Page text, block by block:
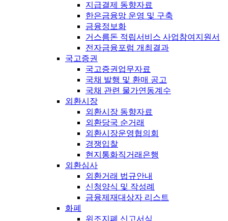
지급결제 동향자료
한은금융망 운영 및 구축
금융정보화
거스름돈 적립서비스 사업참여지원서
전자금융포럼 개최결과
국고증권
국고증권업무자료
국채 발행 및 환매 공고
국채 관련 물가연동계수
외환시장
외환시장 동향자료
외환당국 순거래
외환시장운영협의회
경쟁입찰
현지통화직거래은행
외환심사
외환거래 법규안내
신청양식 및 작성례
금융제재대상자 리스트
화폐
위조지폐 신고서식